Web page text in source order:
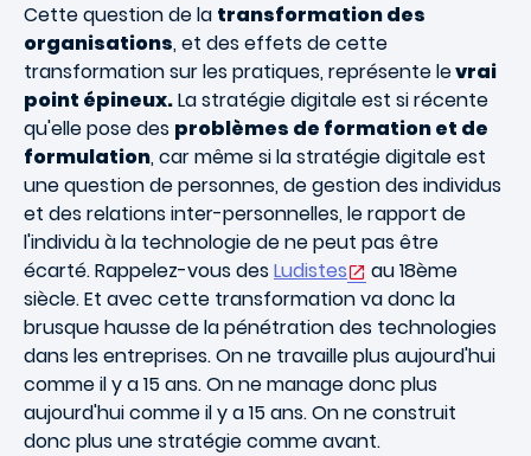
Cette question de la transformation des
organisations, et des effets de cette
transformation sur les pratiques, représente levrai
point épineux.La stratégie digitale est si récente
qu'elle pose des problèmes de formation et de
formulation, car même si la stratégie digitale est
une question de personnes, de gestion des individus
et des relations inter-personnelles, le rapport de
l'individu à la technologie de ne peut pas être
écarté. Rappelez-vous desLudistes
au 18ème
siècle. Et avec cette transformation va donc la
brusque hausse de la pénétration des technologies
dans les entreprises. On ne travaille plus aujourd'hui
comme il y a 15 ans. On ne manage donc plus
aujourd'hui comme il y a 15 ans. On ne construit
donc plus une stratégie comme avant.